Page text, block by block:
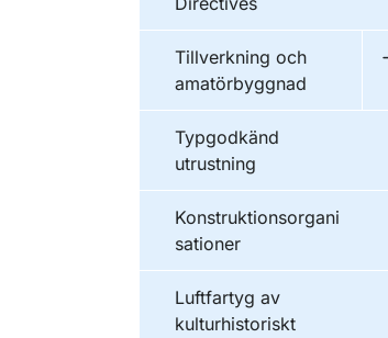
Tillverkning och
amatörbyggnad
Typgodkänd
utrustning
Konstruktionsorgani
sationer
Luftfartyg av
kulturhistoriskt